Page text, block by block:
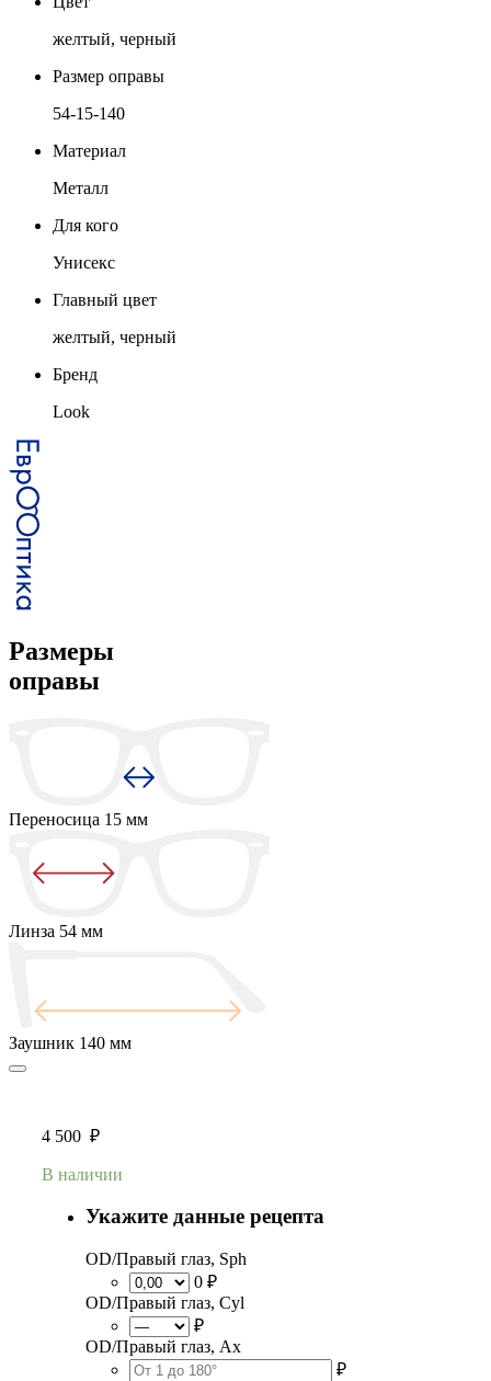
желтый, черный
Размер оправы
54-15-140
Материал
Металл
Для кого
Унисекс
Главный цвет
желтый, черный
Бренд
Look
Размеры
оправы
Переносица 15 мм
Линза 54 мм
Заушник 140 мм
4 500 ₽
В наличии
Укажите данные рецепта
OD/Правый глаз, Sph
0 ₽
OD/Правый глаз, Cyl
₽
OD/Правый глаз, Ax
₽